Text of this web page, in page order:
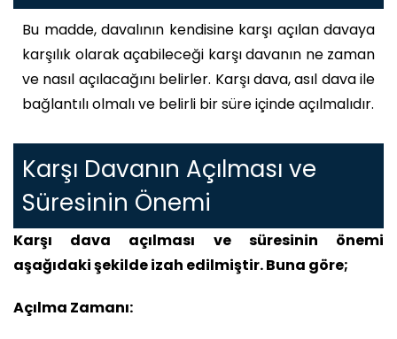
Bu madde, davalının kendisine karşı açılan davaya
karşılık olarak açabileceği karşı davanın ne zaman
ve nasıl açılacağını belirler. Karşı dava, asıl dava ile
bağlantılı olmalı ve belirli bir süre içinde açılmalıdır.
Karşı Davanın Açılması ve
Süresinin Önemi
Karşı dava açılması ve süresinin önemi
aşağıdaki şekilde izah edilmiştir. Buna göre;
Açılma Zamanı: